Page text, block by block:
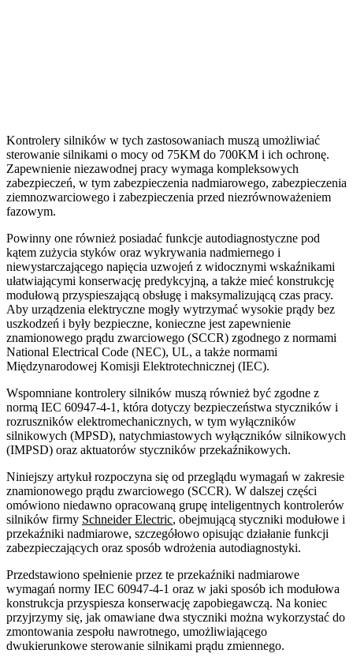
Kontrolery silników w tych zastosowaniach muszą umożliwiać
sterowanie silnikami o mocy od 75KM do 700KM i ich ochronę.
Zapewnienie niezawodnej pracy wymaga kompleksowych
zabezpieczeń, w tym zabezpieczenia nadmiarowego, zabezpieczenia
ziemnozwarciowego i zabezpieczenia przed niezrównoważeniem
fazowym.
Powinny one również posiadać funkcje autodiagnostyczne pod
kątem zużycia styków oraz wykrywania nadmiernego i
niewystarczającego napięcia uzwojeń z widocznymi wskaźnikami
ułatwiającymi konserwację predykcyjną, a także mieć konstrukcję
modułową przyspieszającą obsługę i maksymalizującą czas pracy.
Aby urządzenia elektryczne mogły wytrzymać wysokie prądy bez
uszkodzeń i były bezpieczne, konieczne jest zapewnienie
znamionowego prądu zwarciowego (SCCR) zgodnego z normami
National Electrical Code (NEC), UL, a także normami
Międzynarodowej Komisji Elektrotechnicznej (IEC).
Wspomniane kontrolery silników muszą również być zgodne z
normą IEC 60947-4-1, która dotyczy bezpieczeństwa styczników i
rozruszników elektromechanicznych, w tym wyłączników
silnikowych (MPSD), natychmiastowych wyłączników silnikowych
(IMPSD) oraz aktuatorów styczników przekaźnikowych.
Niniejszy artykuł rozpoczyna się od przeglądu wymagań w zakresie
znamionowego prądu zwarciowego (SCCR). W dalszej części
omówiono niedawno opracowaną grupę inteligentnych kontrolerów
silników firmy Schneider Electric, obejmującą styczniki modułowe i
przekaźniki nadmiarowe, szczegółowo opisując działanie funkcji
zabezpieczających oraz sposób wdrożenia autodiagnostyki.
Przedstawiono spełnienie przez te przekaźniki nadmiarowe
wymagań normy IEC 60947-4-1 oraz w jaki sposób ich modułowa
konstrukcja przyspiesza konserwację zapobiegawczą. Na koniec
przyjrzymy się, jak omawiane dwa styczniki można wykorzystać do
zmontowania zespołu nawrotnego, umożliwiającego
dwukierunkowe sterowanie silnikami prądu zmiennego.